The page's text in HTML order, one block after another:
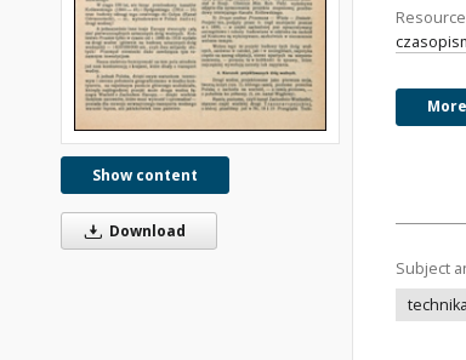
Show content
Download
More
Subject
technika